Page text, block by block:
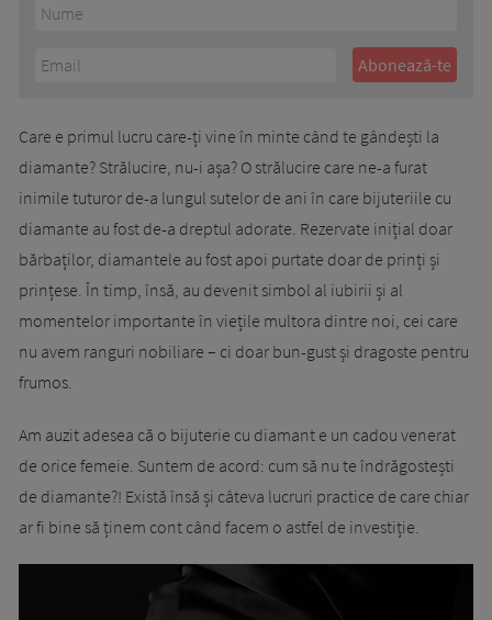
Care e primul lucru care-ți vine în minte când te gândești la
diamante? Strălucire, nu-i așa? O strălucire care ne-a furat
inimile tuturor de-a lungul sutelor de ani în care bijuteriile cu
diamante au fost de-a dreptul adorate. Rezervate inițial doar
bărbaților, diamantele au fost apoi purtate doar de prinți și
prințese. În timp, însă, au devenit simbol al iubirii și al
momentelor importante în viețile multora dintre noi, cei care
nu avem ranguri nobiliare – ci doar bun-gust și dragoste pentru
frumos.
Am auzit adesea că o bijuterie cu diamant e un cadou venerat
de orice femeie. Suntem de acord: cum să nu te îndrăgostești
de diamante?! Există însă și câteva lucruri practice de care chiar
ar fi bine să ținem cont când facem o astfel de investiție.